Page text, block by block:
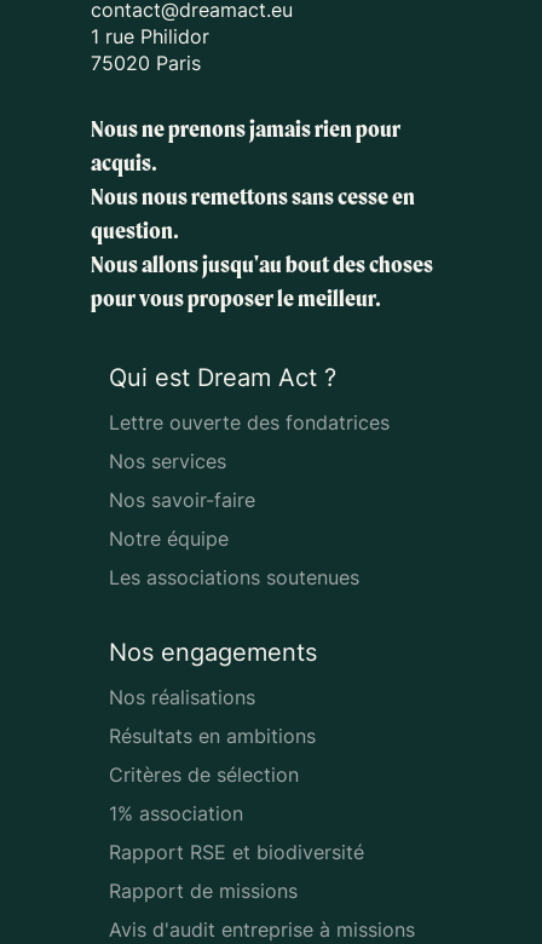
contact@dreamact.eu
1 rue Philidor
75020 Paris
Nous ne prenons jamais rien pour
acquis.
Nous nous remettons sans cesse en
question.
Nous allons jusqu'au bout des choses
pour vous proposer le meilleur.
Qui est Dream Act ?
Lettre ouverte des fondatrices
Nos services
Nos savoir-faire
Notre équipe
Les associations soutenues
Nos engagements
Nos réalisations
Résultats en ambitions
Critères de sélection
1% association
Rapport RSE et biodiversité
Rapport de missions
Avis d'audit entreprise à missions